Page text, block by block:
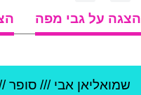
הצגה על גבי מפה
שמואליאן אבי /// סופר